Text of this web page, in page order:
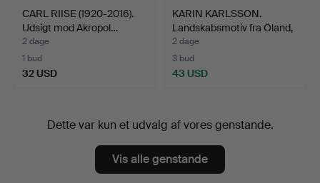
CARL RIISE (1920-2016).
Udsigt mod Akropol…
2 dage
1 bud
32 USD
KARIN KARLSSON.
Landskabsmotiv fra Öland,
…
2 dage
3 bud
43 USD
Dette var kun et udvalg af vores genstande.
Vis alle genstande